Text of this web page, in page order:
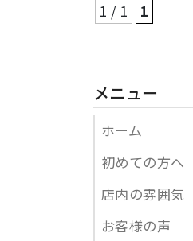
1 / 1 1
メニュー
ホーム
初めての方へ
店内の雰囲気
お客様の声